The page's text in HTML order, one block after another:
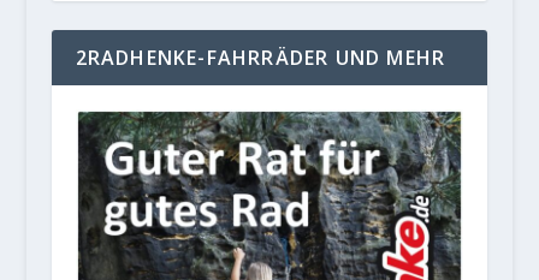
2RADHENKE-FAHRRÄDER UND MEHR